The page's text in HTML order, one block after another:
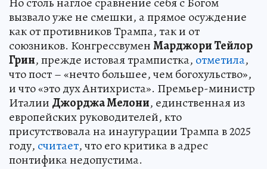
вызвало уже не смешки, а прямое осуждение
как от противников Трампа, так и от
союзников. КонгрессвуменМарджори Тейлор
Грин, прежде истовая трампистка, отметила,
что пост – «нечто большее, чем богохульство»,
и что «это дух Антихриста». Премьер-министр
Италии Джорджа Мелони, единственная из
европейских руководителей, кто
присутствовала на инаугурации Трампа в 2025
году, считает, что его критика в адрес
понтифика недопустима.